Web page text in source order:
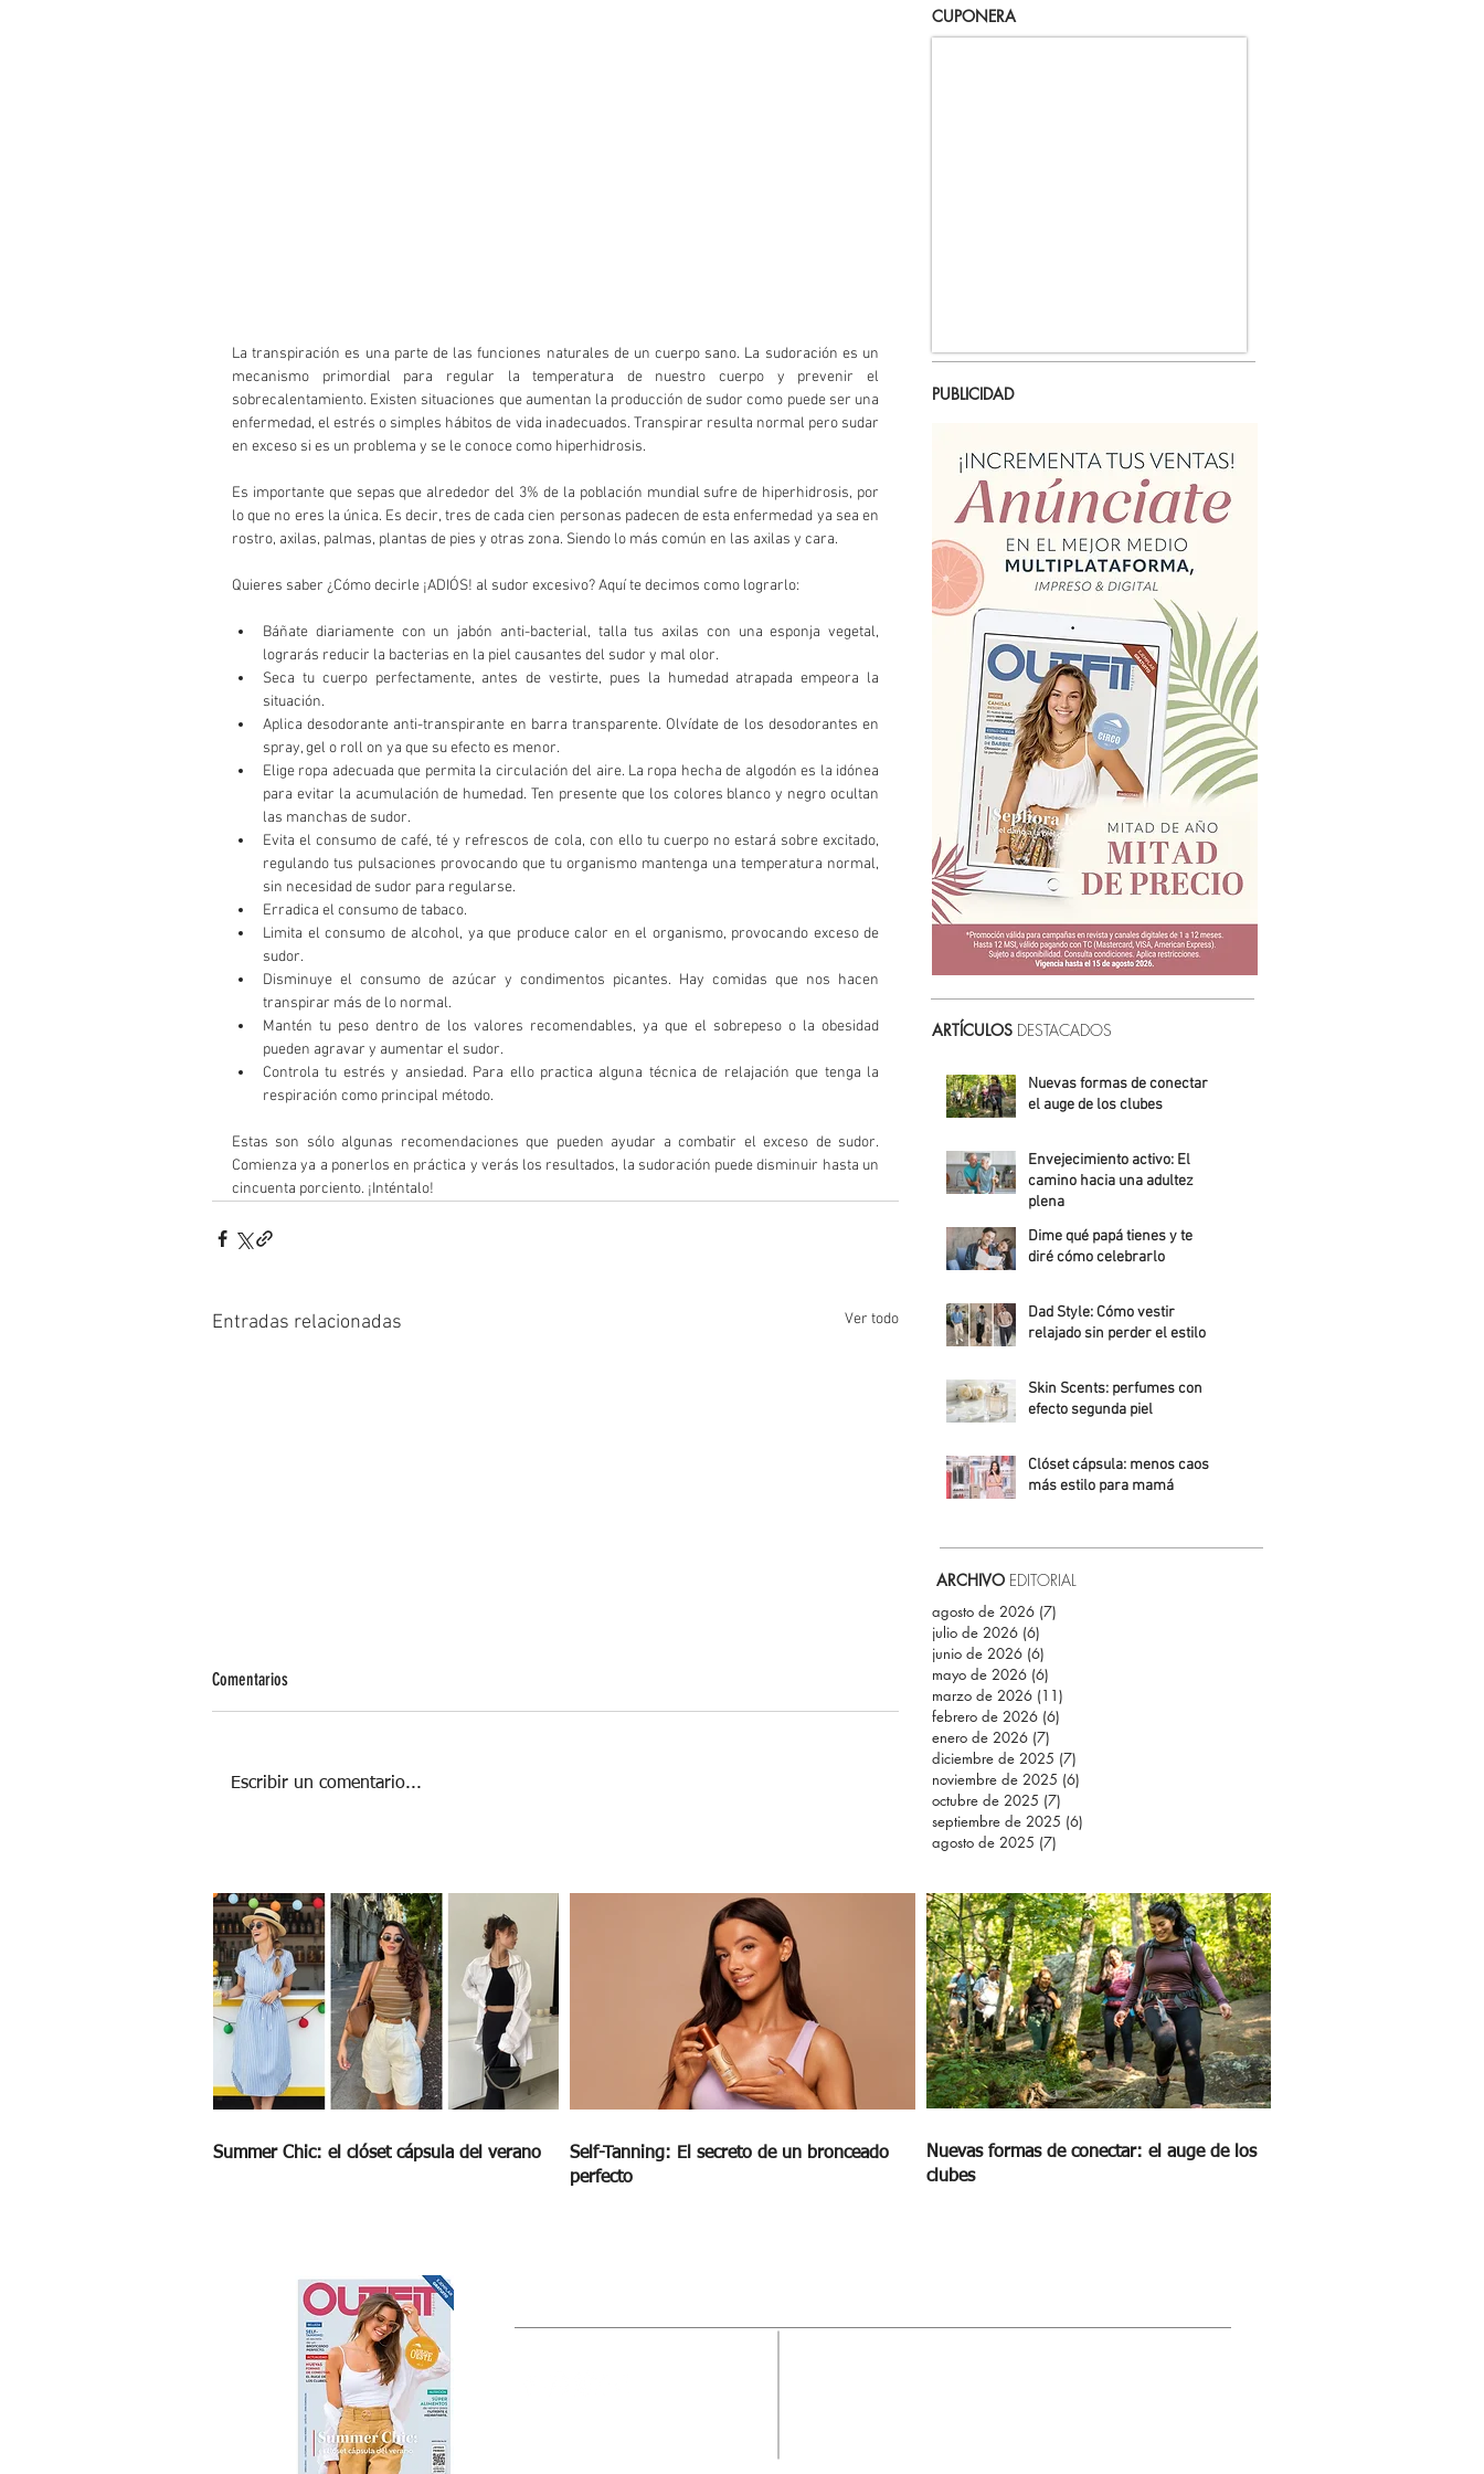
La transpiración es una parte de las funciones naturales de un cuerpo sano. La sudoración es un
mecanismo primordial para regular la temperatura de nuestro cuerpo y prevenir el
sobrecalentamiento. Existen situaciones que aumentan la producción de sudor como puede ser una
enfermedad, el estrés o simples hábitos de vida inadecuados. Transpirar resulta normal pero sudar
en exceso si es un problema y se le conoce como hiperhidrosis.
Es importante que sepas que alrededor del 3% de la población mundial sufre de hiperhidrosis, por
lo que no eres la única. Es decir, tres de cada cien personas padecen de esta enfermedad ya sea en
rostro, axilas, palmas, plantas de pies y otras zona. Siendo lo más común en las axilas y cara.
Quieres saber ¿Cómo decirle ¡ADIÓS! al sudor excesivo? Aquí te decimos como lograrlo:
Báñate diariamente con un jabón anti-bacterial, talla tus axilas con una esponja vegetal,
lograrás reducir la bacterias en la piel causantes del sudor y mal olor.
Seca tu cuerpo perfectamente, antes de vestirte, pues la humedad atrapada empeora la
situación.
Aplica desodorante anti-transpirante en barra transparente. Olvídate de los desodorantes en
spray, gel o roll on ya que su efecto es menor.
Elige ropa adecuada que permita la circulación del aire. La ropa hecha de algodón es la idónea
para evitar la acumulación de humedad. Ten presente que los colores blanco y negro ocultan
las manchas de sudor.
Evita el consumo de café, té y refrescos de cola, con ello tu cuerpo no estará sobre excitado,
regulando tus pulsaciones provocando que tu organismo mantenga una temperatura normal,
sin necesidad de sudor para regularse.
Erradica el consumo de tabaco.
Limita el consumo de alcohol, ya que produce calor en el organismo, provocando exceso de
sudor.
Disminuye el consumo de azúcar y condimentos picantes. Hay comidas que nos hacen
transpirar más de lo normal.
Mantén tu peso dentro de los valores recomendables, ya que el sobrepeso o la obesidad
pueden agravar y aumentar el sudor.
Controla tu estrés y ansiedad. Para ello practica alguna técnica de relajación que tenga la
respiración como principal método.
Estas son sólo algunas recomendaciones que pueden ayudar a combatir el exceso de sudor.
Comienza ya a ponerlos en práctica y verás los resultados, la sudoración puede disminuir hasta un
cincuenta porciento. ¡Inténtalo!
Entradas relacionadas Ver todo
Comentarios
Escribir un comentario...
CUPONERA
PUBLICIDAD
ARTÍCULOS DESTACADOS
Nuevas formas de conectar:
el auge de los clubes
Envejecimiento activo: El
camino hacia una adultez
plena
Alejandra Roldán
Dime qué papá tienes y te
diré cómo celebrarlo
Dad Style: Cómo vestir
relajado sin perder el estilo
Skin Scents: perfumes con
efecto segunda piel
Clóset cápsula: menos caos,
más estilo para mamá
ARCHIVO EDITORIAL
agosto de 2026 (7)
julio de 2026 (6)
junio de 2026 (6)
mayo de 2026 (6)
marzo de 2026 (11)
febrero de 2026 (6)
enero de 2026 (7)
diciembre de 2025 (7)
noviembre de 2025 (6)
octubre de 2025 (7)
septiembre de 2025 (6)
agosto de 2025 (7)
Summer Chic: el clóset cápsula del verano
Self-Tanning: El secreto de un bronceado
perfecto
Nuevas formas de conectar: el auge de los
clubes